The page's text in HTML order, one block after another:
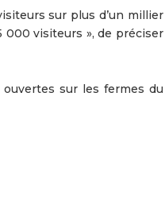
sur plus d’un millier
000 visiteurs », de préciser
sur les fermes du